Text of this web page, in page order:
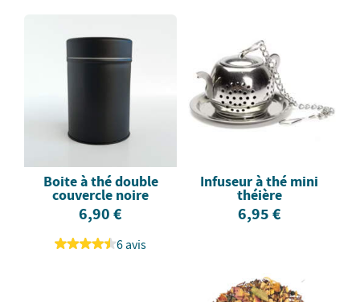
Boite à thé double
couvercle noire
6,90 €
6 avis
Infuseur à thé mini
théière
6,95 €